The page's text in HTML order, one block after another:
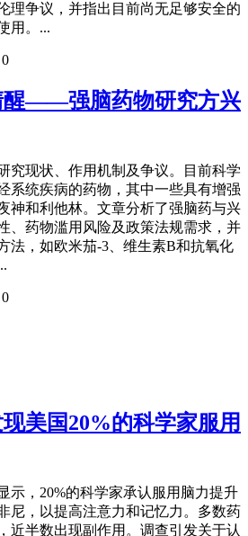
理争议，并指出目前尚无足够安全的
用。...
0
醒——强脑药物研究方兴
究现状、作用机制及争议。目前科学
系统疾病的药物，其中一些具有增强
神和利他林。文章分析了强脑药与兴
、药物滥用风险及政策法规需求，并
法，如欧米茄-3、维生素B和抗氧化
0
现美国20%的科学家服用
示，20%的科学家承认服用脑力提升
尼，以提高注意力和记忆力。多数药
近半数出现副作用。调查引发关于认